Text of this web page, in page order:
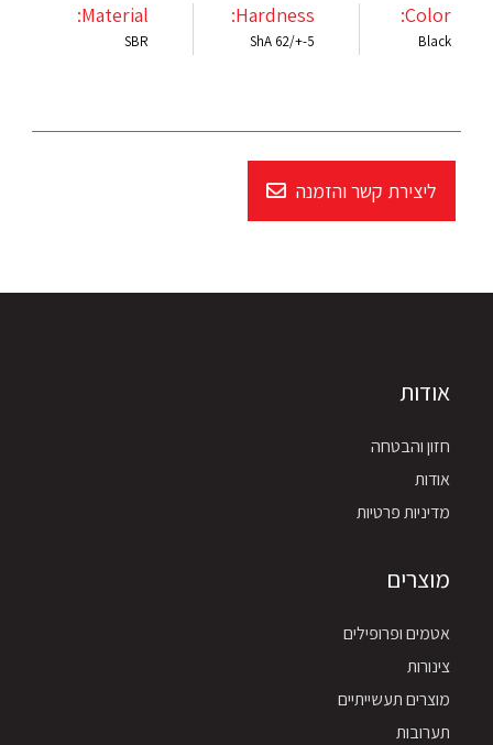
Color:
Black
Hardness:
ShA 62/+-5
Material:
SBR
ליצירת קשר והזמנה
אודות
חזון והבטחה
אודות
מדיניות פרטיות
מוצרים
אטמים ופרופילים
צינורות
מוצרים תעשייתיים
תערובות